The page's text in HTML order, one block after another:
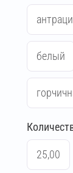
белый
жёлтый
25,00